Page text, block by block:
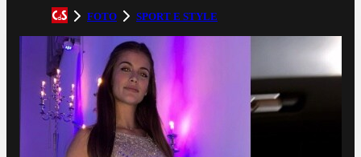
FOTO SPORT E STYLE